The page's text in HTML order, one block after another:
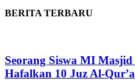
BERITA TERBARU
Seorang Siswa MI
Hafalkan 10 Juz Al-